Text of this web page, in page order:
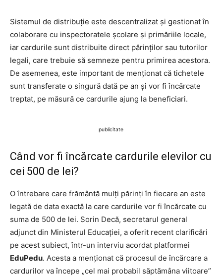
Sistemul de distribuție este descentralizat și gestionat în
colaborare cu inspectoratele școlare și primăriile locale,
iar cardurile sunt distribuite direct părinților sau tutorilor
legali, care trebuie să semneze pentru primirea acestora.
De asemenea, este important de menționat că tichetele
sunt transferate o singură dată pe an și vor fi încărcate
treptat, pe măsură ce cardurile ajung la beneficiari.
publicitate
Când vor fi încărcate cardurile elevilor cu
cei 500 de lei?
O întrebare care frământă mulți părinți în fiecare an este
legată de data exactă la care cardurile vor fi încărcate cu
suma de 500 de lei. Sorin Decă, secretarul general
adjunct din Ministerul Educației, a oferit recent clarificări
pe acest subiect, într-un interviu acordat platformei
EduPedu. Acesta a menționat că procesul de încărcare a
cardurilor va începe „cel mai probabil săptămâna viitoare”